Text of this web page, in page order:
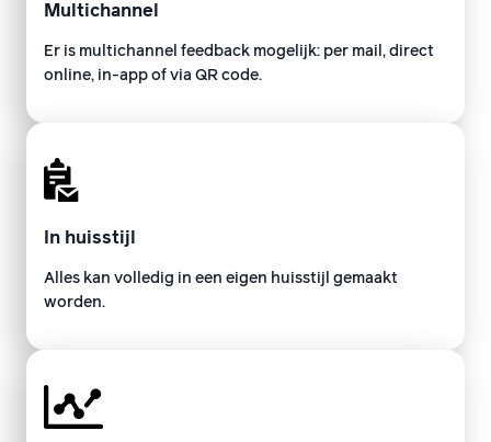
Multichannel
Er is multichannel feedback mogelijk: per mail, direct
online, in-app of via QR code.
In huisstijl
Alles kan volledig in een eigen huisstijl gemaakt
worden.